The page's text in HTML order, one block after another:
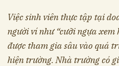
Việc sinh viên thực tập tại
người ví như “cưỡi ngựa xem
được tham gia sâu vào quá
hiện trường. Nhà trường có